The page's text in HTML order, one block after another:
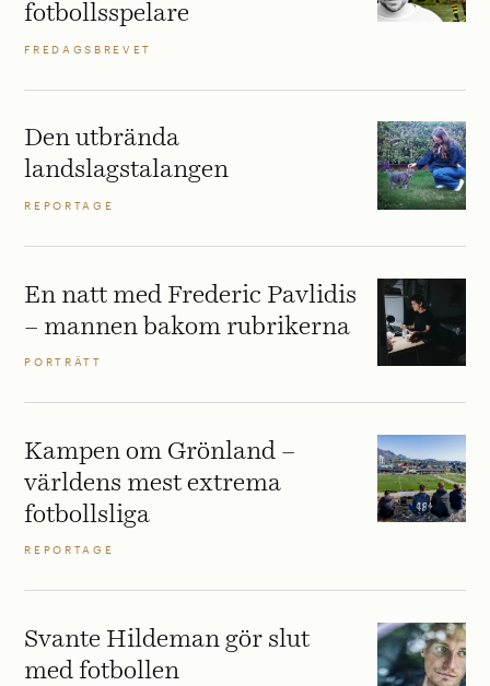
fotbollsspelare
FREDAGSBREVET
Den utbrända
landslagstalangen
REPORTAGE
En natt med Frederic Pavlidis
– mannen bakom rubrikerna
PORTRÄTT
Kampen om Grönland –
världens mest extrema
fotbollsliga
REPORTAGE
Svante Hildeman gör slut
med fotbollen